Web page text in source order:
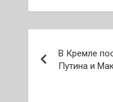
по
В Кремле
Путина и